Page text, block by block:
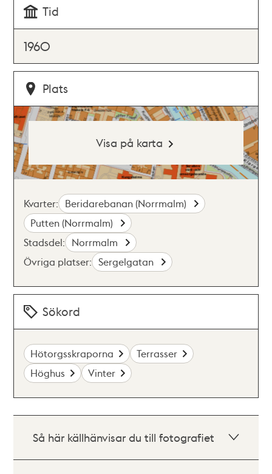
Tid
1960
Plats
Visa på karta
Kvarter: Beridarebanan (Norrmalm)
Putten (Norrmalm)
Stadsdel: Norrmalm
Övriga platser: Sergelgatan
Sökord
Hötorgsskraporna
Terrasser
Höghus
Vinter
Så här källhänvisar du till fotografiet